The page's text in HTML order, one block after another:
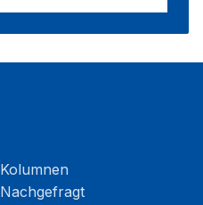
Kolumnen
Nachgefragt